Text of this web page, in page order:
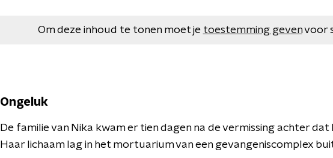
Om deze inhoud te tonen moet je toestemming gevenvoor
Ongeluk
De familie van Nika kwam er tien dagen na de vermissing achter dat
Haar lichaam lag in het mortuarium van een gevangeniscomplex